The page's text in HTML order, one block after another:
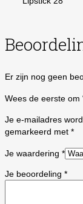
Er zijn nog geen
Wees de eerste om
Je e-mailadres
gemarkeerd met *
Je waardering *
Je beoordeling *